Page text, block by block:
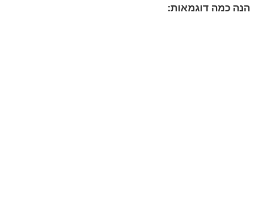
הנה כמה דוגמאות: